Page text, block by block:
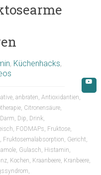
, Küchenhacks,
,anbraten,Antioxidantien,
, Citronensäure,
Darm, Dip, Drink,
, FODMAPs, Fruktose,
, Fruktosemalabsorption, Gericht,
, Gulasch, Histamin,
, Kochen, Kraanbeere, Kranbeere,
,